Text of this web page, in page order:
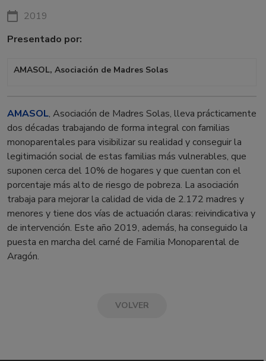
2019
Presentado por:
AMASOL, Asociación de Madres Solas
AMASOL, Asociación de Madres Solas, lleva prácticamente
dos décadas trabajando de forma integral con familias
monoparentales para visibilizar su realidad y conseguir la
legitimación social de estas familias más vulnerables, que
suponen cerca del 10% de hogares y que cuentan con el
porcentaje más alto de riesgo de pobreza. La asociación
trabaja para mejorar la calidad de vida de 2.172 madres y
menores y tiene dos vías de actuación claras: reivindicativa y
de intervención. Este año 2019, además, ha conseguido la
puesta en marcha del carné de Familia Monoparental de
Aragón.
VOLVER